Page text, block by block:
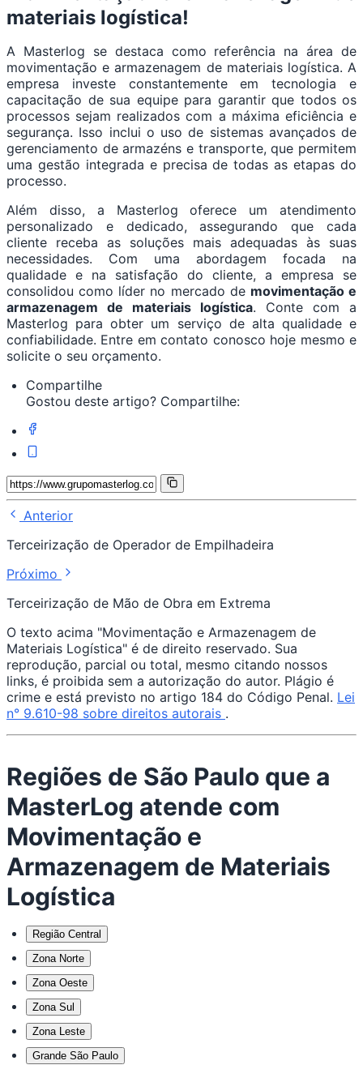
materiais logística!
A Masterlog se destaca como referência na área de
movimentação e armazenagem de materiais logística. A
empresa investe constantemente em tecnologia e
capacitação de sua equipe para garantir que todos os
processos sejam realizados com a máxima eficiência e
segurança. Isso inclui o uso de sistemas avançados de
gerenciamento de armazéns e transporte, que permitem
uma gestão integrada e precisa de todas as etapas do
processo.
Além disso, a Masterlog oferece um atendimento
personalizado e dedicado, assegurando que cada
cliente receba as soluções mais adequadas às suas
necessidades. Com uma abordagem focada na
qualidade e na satisfação do cliente, a empresa se
consolidou como líder no mercado de movimentação e
armazenagem de materiais logística. Conte com a
Masterlog para obter um serviço de alta qualidade e
confiabilidade. Entre em contato conosco hoje mesmo e
solicite o seu orçamento.
Compartilhe
Gostou deste artigo? Compartilhe:
Anterior
Terceirização de Operador de Empilhadeira
Próximo
Terceirização de Mão de Obra em Extrema
O texto acima "Movimentação e Armazenagem de
Materiais Logística" é de direito reservado. Sua
reprodução, parcial ou total, mesmo citando nossos
links, é proibida sem a autorização do autor. Plágio é
crime e está previsto no artigo 184 do Código Penal. Lei
n° 9.610-98 sobre direitos autorais .
Regiões de São Paulo que a
MasterLog atende com
Movimentação e
Armazenagem de Materiais
Logística
Região Central
Zona Norte
Zona Oeste
Zona Sul
Zona Leste
Grande São Paulo